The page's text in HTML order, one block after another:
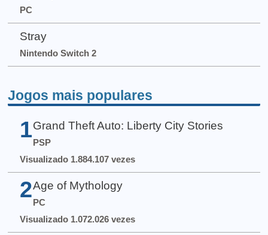
PC
Stray
Nintendo Switch 2
Jogos mais populares
1 Grand Theft Auto: Liberty City Stories
PSP
Visualizado 1.884.107 vezes
2 Age of Mythology
PC
Visualizado 1.072.026 vezes